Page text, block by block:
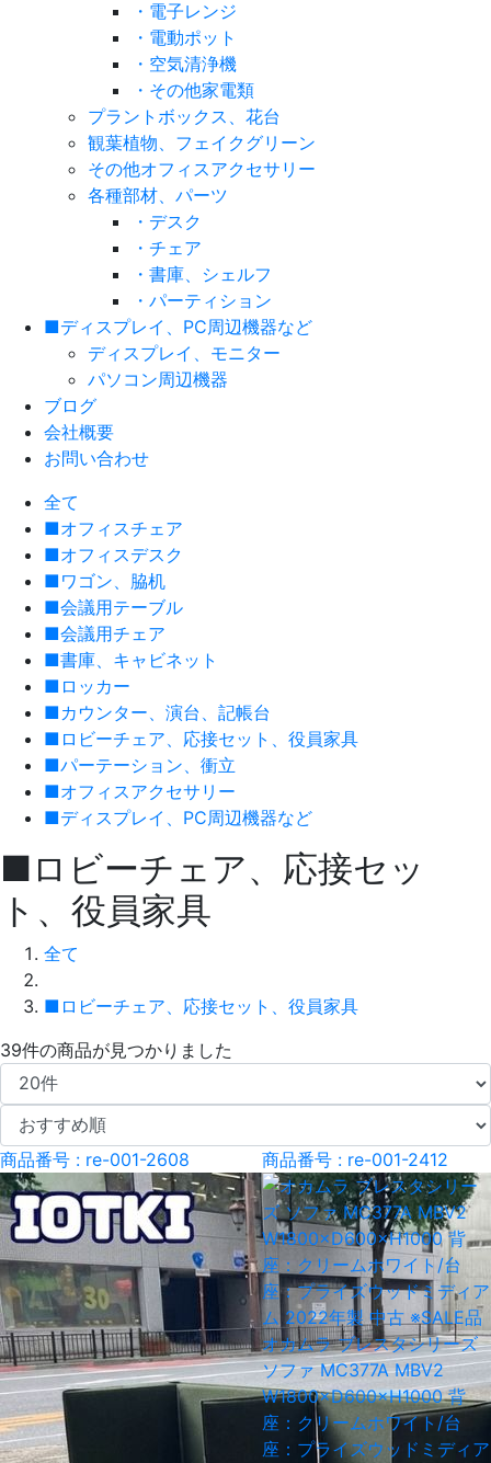
・電子レンジ
・電動ポット
・空気清浄機
・その他家電類
プラントボックス、花台
観葉植物、フェイクグリーン
その他オフィスアクセサリー
各種部材、パーツ
・デスク
・チェア
・書庫、シェルフ
・パーティション
■ディスプレイ、PC周辺機器など
ディスプレイ、モニター
パソコン周辺機器
ブログ
会社概要
お問い合わせ
全て
■オフィスチェア
■オフィスデスク
■ワゴン、脇机
■会議用テーブル
■会議用チェア
■書庫、キャビネット
■ロッカー
■カウンター、演台、記帳台
■ロビーチェア、応接セット、役員家具
■パーテーション、衝立
■オフィスアクセサリー
■ディスプレイ、PC周辺機器など
■ロビーチェア、応接セッ
ト、役員家具
全て
■ロビーチェア、応接セット、役員家具
39件の商品が見つかりました
商品番号 : re-001-2608 商品番号 : re-001-2412
オカムラ ブレスタシリーズ
ソファ MC377A MBV2
W1800×D600×H1000 背
座：クリームホワイト/台
座：プライズウッドミディア